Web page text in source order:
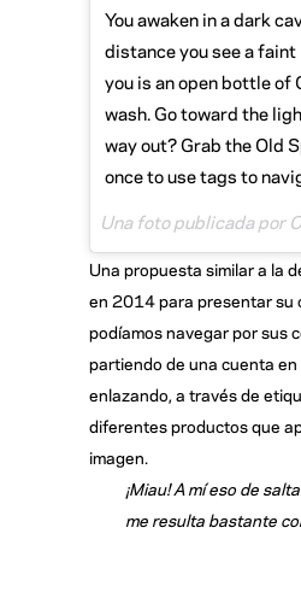
You awaken in a dark
distance you see a
you is an open bottle of
wash. Go toward the
way out? Grab the Old
once to use tags to
Una propuesta similar a la
en 2014 para presentar su
podíamos navegar por sus
partiendo de una cuenta
enlazando, a través de
diferentes productos que
imagen.
¡Miau! A mí eso de
me resulta bastante